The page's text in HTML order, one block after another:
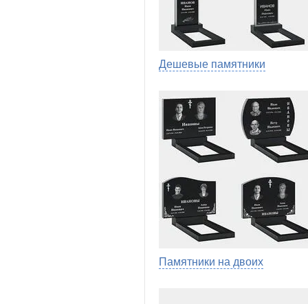
Дешевые памятники
Памятники на двоих